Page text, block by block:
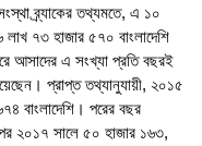
ব্র্যাকের তথ্যমতে, এ ১০
৭৩ হাজার ৫৭০ বাংলাদেশি
আসাদের এ সংখ্যা প্রতি বছরই
প্রাপ্ত তথ্যানুযায়ী, ২০১৫
বাংলাদেশি। পরের বছর
২০১৭ সালে ৫০ হাজার ১৬৩,